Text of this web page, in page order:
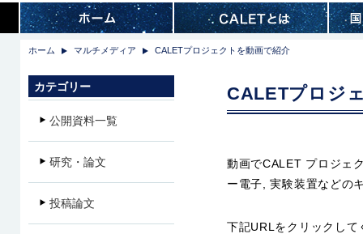
ホーム マルチメディア CALETプロジェクトを動画で紹介
CALETプロジ
動画でCALET プロジェ
ー電子, 実験装置などの
下記URLをクリックして
カテゴリー
公開資料一覧
研究・論文
投稿論文